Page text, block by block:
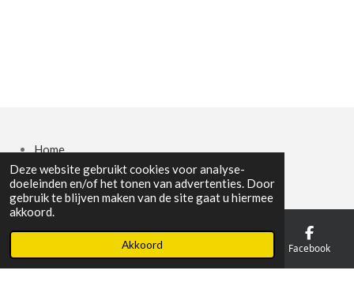
Deze website gebruikt cookies voor analyse-
doeleinden en/of het tonen van advertenties. Door
gebruik te blijven maken van de site gaat u hiermee
akkoord.
Akkoord
Home
Foto's Dames Collectie
Foto's Heren Collectie
Heren jeans
Over/info
Contact
Telefoonnummer Facebook